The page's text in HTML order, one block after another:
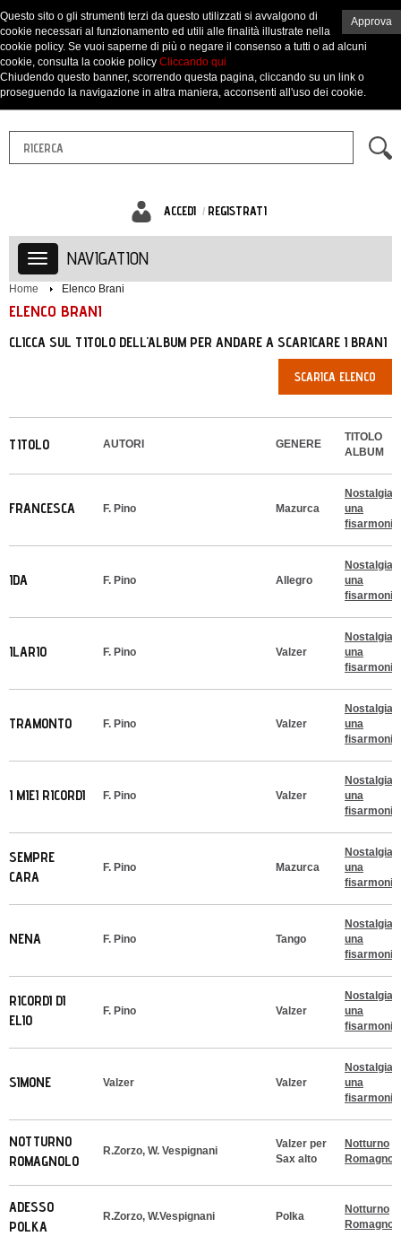
ACCEDI REGISTRATI
NAVIGATION
Home Elenco Brani
ELENCO BRANI
CLICCA SUL TITOLO DELL'ALBUM PER ANDARE A SCARICARE I BRANI
SCARICA ELENCO
TITOLO AUTORI GENERE
TITOLO
ALBUM
FRANCESCA F. Pino Mazurca
Nostalgia
una
IDA F. Pino Allegro
Nostalgia
una
ILARIO F. Pino Valzer
Nostalgia
una
TRAMONTO F. Pino Valzer
Nostalgia
una
I MIEI RICORDI F. Pino Valzer
Nostalgia
una
SEMPRE
CARA
F. Pino Mazurca
Nostalgia
una
NENA F. Pino Tango
Nostalgia
una
RICORDI DI
ELIO
F. Pino Valzer
Nostalgia
una
SIMONE Valzer Valzer
Nostalgia
una
NOTTURNO
ROMAGNOLO
R.Zorzo, W. Vespignani
Valzer per
Sax alto
Notturno
ADESSO
POLKA
R.Zorzo, W.Vespignani Polka
Notturno
Approva
Questo sito o gli strumenti terzi da questo utilizzati si avvalgono di
cookie necessari al funzionamento ed utili alle finalità illustrate nella
cookie policy. Se vuoi saperne di più o negare il consenso a tutti o ad alcuni
cookie, consulta la cookie policy Cliccando qui
Chiudendo questo banner, scorrendo questa pagina, cliccando su un link o
proseguendo la navigazione in altra maniera, acconsenti all'uso dei cookie.